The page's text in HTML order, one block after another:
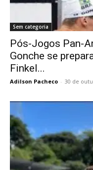
Sem categoria
Pós-Jogos Pan-
Gonche se
Finkel...
Adilson Pacheco - 30 de